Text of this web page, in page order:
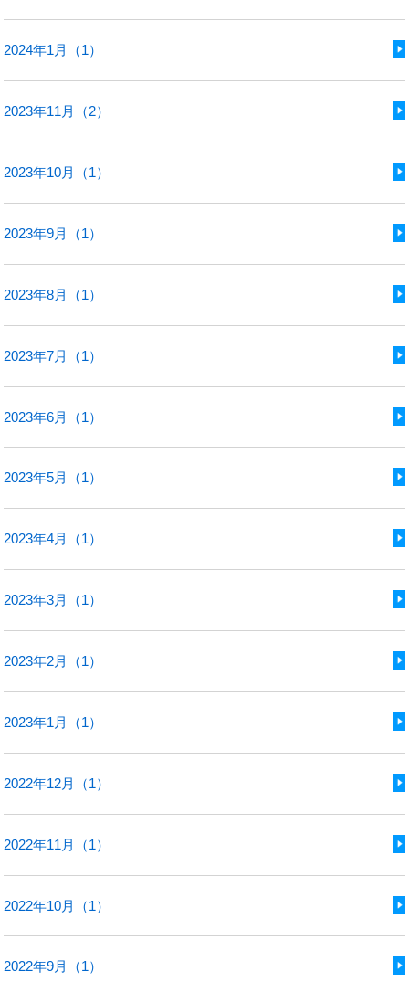
2024年1月（1）
2023年11月（2）
2023年10月（1）
2023年9月（1）
2023年8月（1）
2023年7月（1）
2023年6月（1）
2023年5月（1）
2023年4月（1）
2023年3月（1）
2023年2月（1）
2023年1月（1）
2022年12月（1）
2022年11月（1）
2022年10月（1）
2022年9月（1）